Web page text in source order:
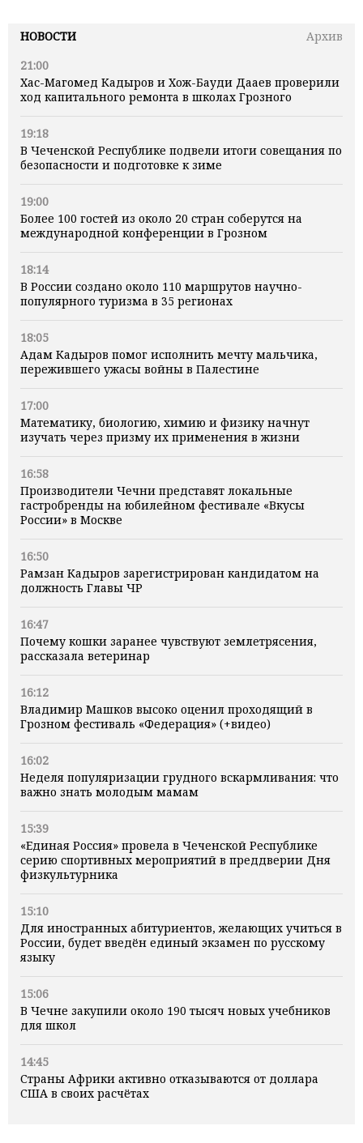
НОВОСТИ
Архив
21:00
Хас-Магомед Кадыров и Хож-Бауди Дааев проверили
ход капитального ремонта в школах Грозного
19:18
В Чеченской Республике подвели итоги совещания по
безопасности и подготовке к зиме
19:00
Более 100 гостей из около 20 стран соберутся на
международной конференции в Грозном
18:14
В России создано около 110 маршрутов научно-
популярного туризма в 35 регионах
18:05
Адам Кадыров помог исполнить мечту мальчика,
пережившего ужасы войны в Палестине
17:00
Математику, биологию, химию и физику начнут
изучать через призму их применения в жизни
16:58
Производители Чечни представят локальные
гастробренды на юбилейном фестивале «Вкусы
России» в Москве
16:50
Рамзан Кадыров зарегистрирован кандидатом на
должность Главы ЧР
16:47
Почему кошки заранее чувствуют землетрясения,
рассказала ветеринар
16:12
Владимир Машков высоко оценил проходящий в
Грозном фестиваль «Федерация» (+видео)
16:02
Неделя популяризации грудного вскармливания: что
важно знать молодым мамам
15:39
«Единая Россия» провела в Чеченской Республике
серию спортивных мероприятий в преддверии Дня
физкультурника
15:10
Для иностранных абитуриентов, желающих учиться в
России, будет введён единый экзамен по русскому
языку
15:06
В Чечне закупили около 190 тысяч новых учебников
для школ
14:45
Страны Африки активно отказываются от доллара
США в своих расчётах